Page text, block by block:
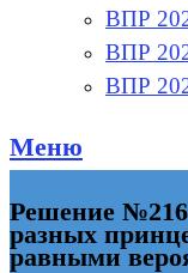
ВПР
ВПР
ВПР
Меню
Решение
разных
равными